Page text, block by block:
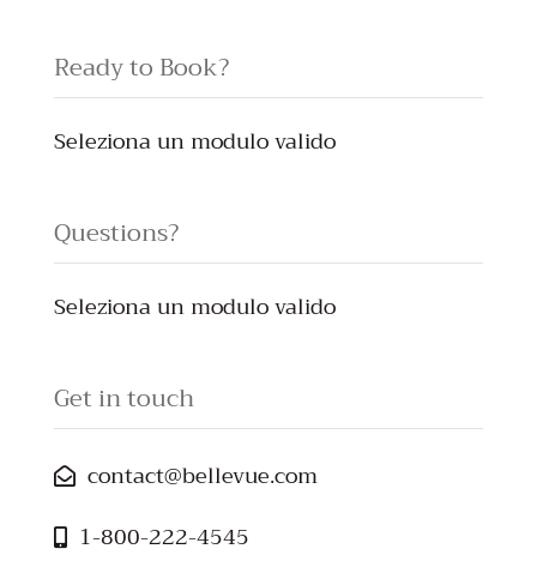
Ready to Book?
Seleziona un modulo valido
Questions?
Seleziona un modulo valido
Get in touch
contact@bellevue.com
1-800-222-4545